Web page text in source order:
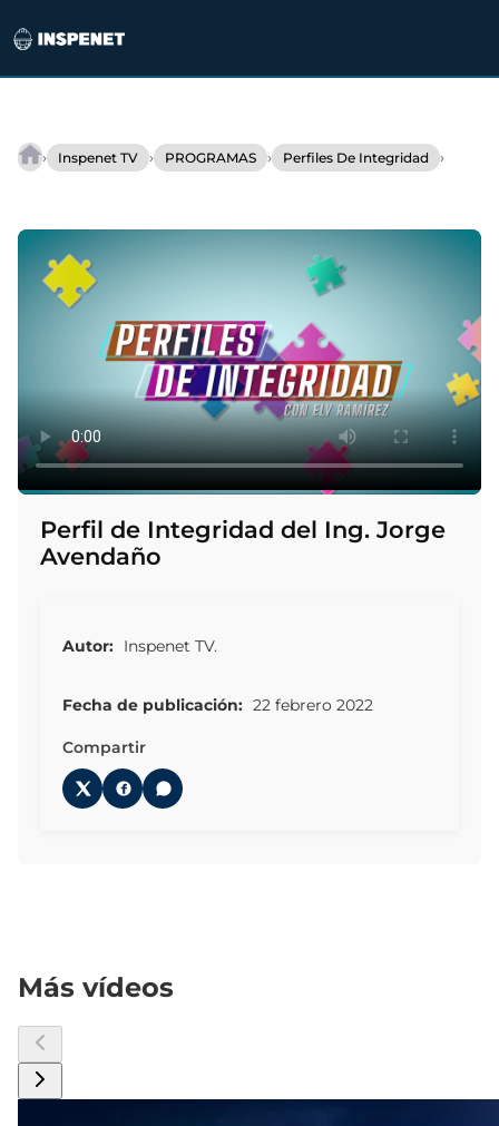
contenido
› Inspenet TV › PROGRAMAS › Perfiles De Integridad ›
Perfil
Ing.
Avendaño
Perfil de Integridad del Ing. Jorge
Avendaño
Autor: Inspenet TV.
Fecha de publicación: 22 febrero 2022
Compartir
Más vídeos